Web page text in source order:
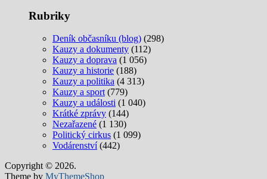
Rubriky
Deník občasníku (blog) (298)
Kauzy a dokumenty (112)
Kauzy a doprava (1 056)
Kauzy a historie (188)
Kauzy a politika (4 313)
Kauzy a sport (779)
Kauzy a události (1 040)
Krátké zprávy (144)
Nezařazené (1 130)
Politický cirkus (1 099)
Vodárenství(442)
Copyright © 2026.
Theme by MyThemeShop